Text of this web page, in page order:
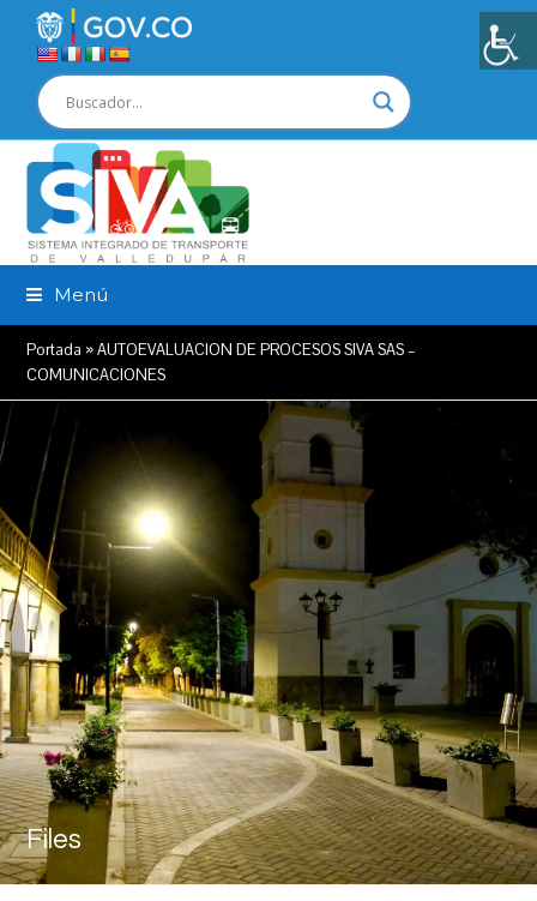
Menú
Portada »AUTOEVALUACION DE PROCESOS SIVA SAS –
COMUNICACIONES
Files